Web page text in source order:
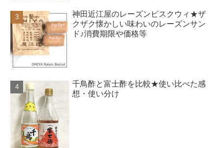
神田近江屋のレーズンビスクウィ★ザ
クザク懐かしい味わいのレーズンサン
ド♪消費期限や価格等
千鳥酢と富士酢を比較★使い比べた感
想・使い分け